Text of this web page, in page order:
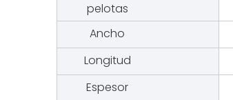
pelotas
Ancho
Longitud
Espesor